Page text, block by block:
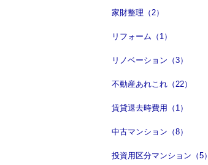
家財整理（2）
リフォーム（1）
リノベーション（3）
不動産あれこれ（22）
賃貸退去時費用（1）
中古マンション（8）
投資用区分マンション（5）